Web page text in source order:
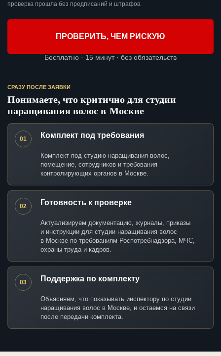
проверка прошла без предписаний и штрафов.
ПРОВЕРИТЬ, ЧЕМ РИСКУЮ
Бесплатно · 15 минут · без обязательств
СРАЗУ ПОСЛЕ ЗАЯВКИ
Понимаете, что критично для студии
наращивания волос в Москве
01 Комплект под требования
Комплект под студию наращивания волос,
помещение, сотрудников и требования
контролирующих органов в Москве.
02 Готовность к проверке
Актуализируем документацию, журналы, приказы
и инструкции для студии наращивания волос
в Москве по требованиям Роспотребнадзора, МЧС,
охраны труда и кадров.
03 Поддержка по комплекту
Объясняем, что показывать инспектору по студии
наращивания волос в Москве, и остаемся на связи
после передачи комплекта.